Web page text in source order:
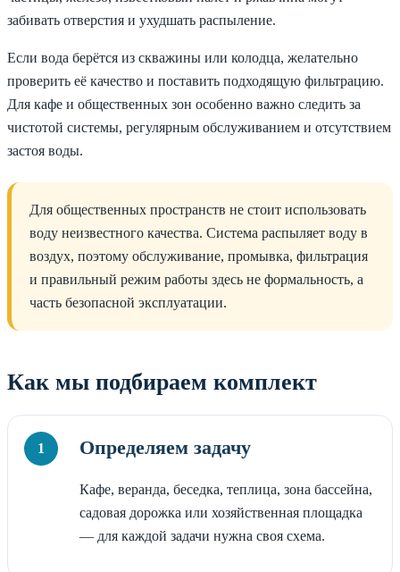
забивать отверстия и ухудшать распыление.
Если вода берётся из скважины или колодца, желательно
проверить её качество и поставить подходящую фильтрацию.
Для кафе и общественных зон особенно важно следить за
чистотой системы, регулярным обслуживанием и отсутствием
застоя воды.
Для общественных пространств не стоит использовать
воду неизвестного качества. Система распыляет воду в
воздух, поэтому обслуживание, промывка, фильтрация
и правильный режим работы здесь не формальность, а
часть безопасной эксплуатации.
Как мы подбираем комплект
Определяем задачу
Кафе, веранда, беседка, теплица, зона бассейна,
садовая дорожка или хозяйственная площадка
— для каждой задачи нужна своя схема.